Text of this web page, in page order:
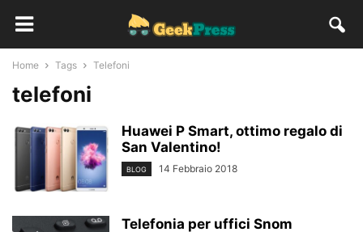
Home Tags Telefoni
telefoni
Huawei P Smart, ottimo regalo di
San Valentino!
BLOG 14 Febbraio 2018
Telefonia per uffici Snom